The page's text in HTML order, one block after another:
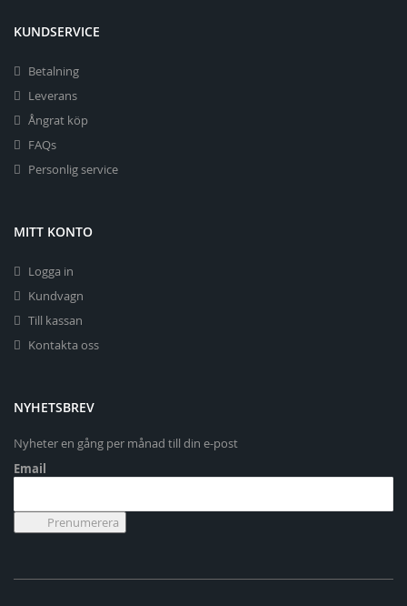
KUNDSERVICE
Betalning
Leverans
Ångrat köp
FAQs
Personlig service
MITT KONTO
Logga in
Kundvagn
Till kassan
Kontakta oss
NYHETSBREV
Nyheter en gång per månad till din e-post
Email